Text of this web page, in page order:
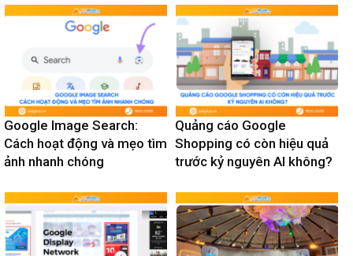
Google Image Search:
Cách hoạt động và mẹo tìm
ảnh nhanh chóng
Quảng cáo Google
Shopping có còn hiệu quả
trước kỷ nguyên AI không?